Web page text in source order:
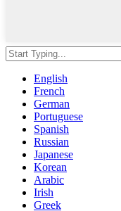
English
French
German
Portuguese
Spanish
Russian
Japanese
Korean
Arabic
Irish
Greek